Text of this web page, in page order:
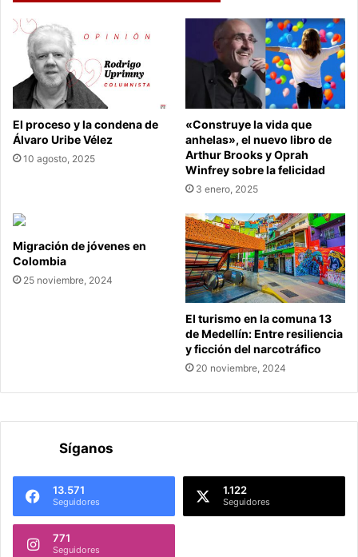
El proceso y la condena de
Álvaro Uribe Vélez
10 agosto, 2025
«Construye la vida que
anhelas», el nuevo libro de
Arthur Brooks y Oprah
Winfrey sobre la felicidad
3 enero, 2025
Migración de jóvenes en
Colombia
25 noviembre, 2024
El turismo en la comuna 13
de Medellín: Entre resiliencia
y ficción del narcotráfico
20 noviembre, 2024
Síganos
13.571
Seguidores
1.122
Seguidores
771
Seguidores